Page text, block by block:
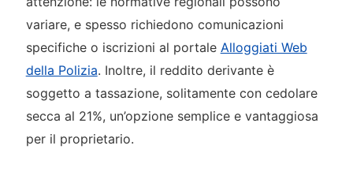
variare, e spesso richiedono comunicazioni
specifiche o iscrizioni al portale Alloggiati Web
della Polizia. Inoltre, il reddito derivante è
soggetto a tassazione, solitamente con cedolare
secca al 21%, un’opzione semplice e vantaggiosa
per il proprietario.